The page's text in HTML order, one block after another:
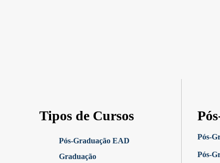
Tipos de Cursos
Pós-Graduação EAD
Graduação
Pós-
Pós-